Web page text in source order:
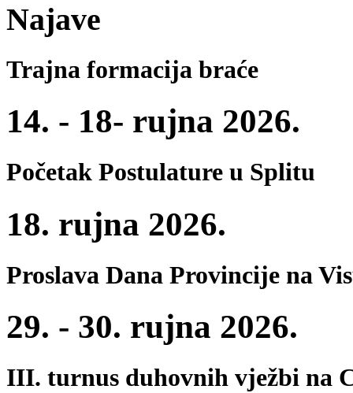
Najave
Trajna formacija braće
14. - 18- rujna 2026.
Početak Postulature u Splitu
18. rujna 2026.
Proslava Dana Provincije na
29. - 30. rujna 2026.
III. turnus duhovnih vježbi na